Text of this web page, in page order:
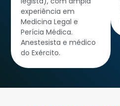
experiência em
Medicina Legal e
Perícia Médica.
Anestesista e médico
do Exército.